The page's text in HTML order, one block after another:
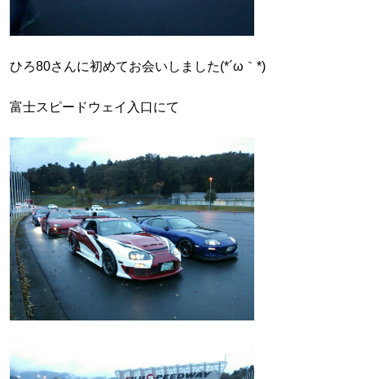
ひろ80さんに初めてお会いしました(*´ω｀*)
富士スピードウェイ入口にて